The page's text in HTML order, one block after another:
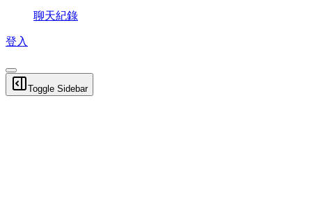
聊天紀錄
登入
Toggle Sidebar